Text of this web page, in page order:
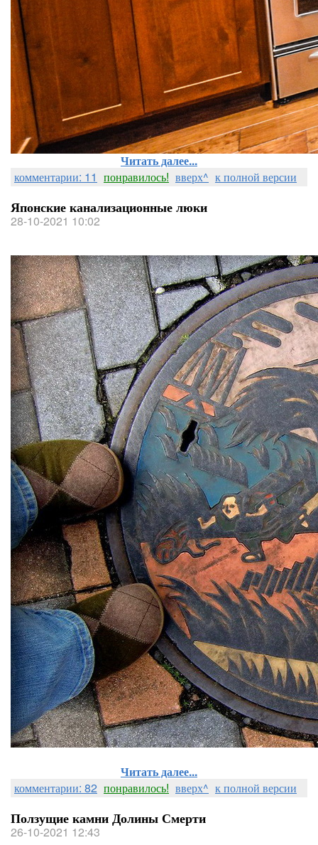
Читать далее...
комментарии: 11 понравилось! вверх^ к полной версии
Японские канализационные люки
28-10-2021 10:02
Читать далее...
комментарии: 82 понравилось! вверх^ к полной версии
Ползущие камни Долины Смерти
26-10-2021 12:43